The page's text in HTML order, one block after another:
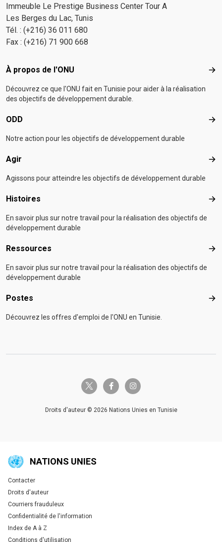
Immeuble Le Prestige Business Center Tour A
Les Berges du Lac, Tunis
Tél. : (+216) 36 011 680
Fax : (+216) 71 900 668
Footer menu
À propos de l'ONU À
Découvrez ce que l'ONU fait en Tunisie pour aider à la réalisation
des objectifs de développement durable.
ODD
Notre action pour les objectifs de développement durable
Agir Agir
Agissons pour atteindre les objectifs de développement durable
Histoires
En savoir plus sur notre travail pour la réalisation des objectifs de
développement durable
Ressources
En savoir plus sur notre travail pour la réalisation des objectifs de
développement durable
Postes
Découvrez les offres d'emploi de l'ONU en Tunisie.
twitter-x facebook-finstagram
Droits d'auteur © 2026 Nations Unies en Tunisie
NATIONS UNIES
Global U.N. menu
Contacter
Droits d'auteur
Courriers frauduleux
Confidentialité de l'information
Index de A à Z
Conditions d'utilisation